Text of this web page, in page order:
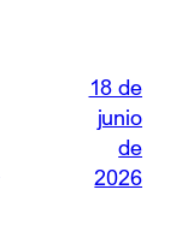
18 de
junio
de
2026